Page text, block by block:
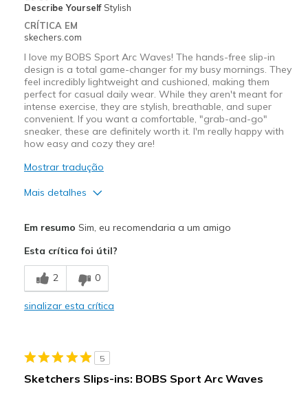
Width
Sizing
View On Shoes
Shoes are for Wearing
Describe Yourself Stylish
CRÍTICA EM
skechers.com
I love my BOBS Sport Arc Waves! The hands-free slip-in
design is a total game-changer for my busy mornings. They
feel incredibly lightweight and cushioned, making them
perfect for casual daily wear. While they aren't meant for
intense exercise, they are stylish, breathable, and super
convenient. If you want a comfortable, "grab-and-go"
sneaker, these are definitely worth it. I'm really happy with
how easy and cozy they are!
Mostrar tradução
Mais detalhes
Breathe Well
Comfortable
Em resumo Sim, eu recomendaria a um amigo
Esta crítica foi útil?
2 0
sinalizar esta crítica
5
Sketchers Slips-ins: BOBS Sport Arc Waves